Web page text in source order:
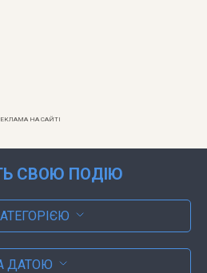
НА САЙТІ
СВОЮ ПОДІЮ
ДАТОЮ